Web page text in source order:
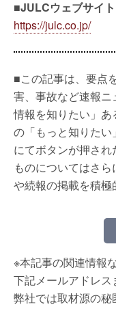
■JULCウェブサイト
https://julc.co.jp/
■この記事は、要点
害、事故など速報
情報を知りたい」
の「もっと知りた
にてボタンが押さ
ものについてはさ
や続報の掲載を積極
※本記事の関連情報
下記メールアドレス
弊社では取材源の秘